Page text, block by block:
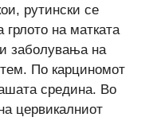
рутински се
на матката
заболувања на
По карциномот
средина. Во
цервикалниот